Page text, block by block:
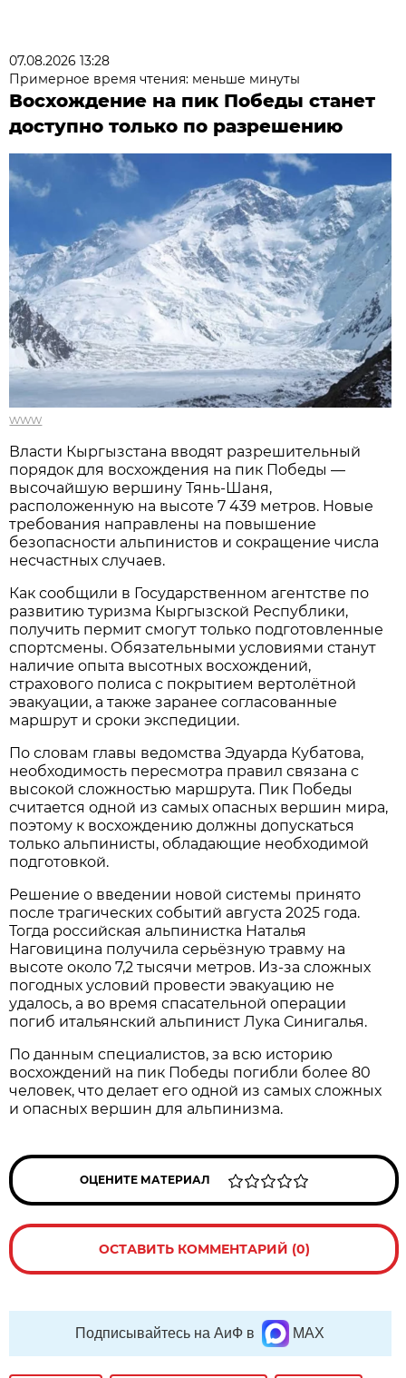
07.08.2026 13:28
Примерное время чтения: меньше минуты
Восхождение на пик Победы станет
доступно только по разрешению
www
Власти Кыргызстана вводят разрешительный
порядок для восхождения на пик Победы —
высочайшую вершину Тянь-Шаня,
расположенную на высоте 7 439 метров. Новые
требования направлены на повышение
безопасности альпинистов и сокращение числа
несчастных случаев.
Как сообщили в Государственном агентстве по
развитию туризма Кыргызской Республики,
получить пермит смогут только подготовленные
спортсмены. Обязательными условиями станут
наличие опыта высотных восхождений,
страхового полиса с покрытием вертолётной
эвакуации, а также заранее согласованные
маршрут и сроки экспедиции.
По словам главы ведомства Эдуарда Кубатова,
необходимость пересмотра правил связана с
высокой сложностью маршрута. Пик Победы
считается одной из самых опасных вершин мира,
поэтому к восхождению должны допускаться
только альпинисты, обладающие необходимой
подготовкой.
Решение о введении новой системы принято
после трагических событий августа 2025 года.
Тогда российская альпинистка Наталья
Наговицина получила серьёзную травму на
высоте около 7,2 тысячи метров. Из-за сложных
погодных условий провести эвакуацию не
удалось, а во время спасательной операции
погиб итальянский альпинист Лука Синигалья.
По данным специалистов, за всю историю
восхождений на пик Победы погибли более 80
человек, что делает его одной из самых сложных
и опасных вершин для альпинизма.
ОЦЕНИТЕ МАТЕРИАЛ
ОСТАВИТЬ КОММЕНТАРИЙ (0)
Подписывайтесь на АиФ в MAX